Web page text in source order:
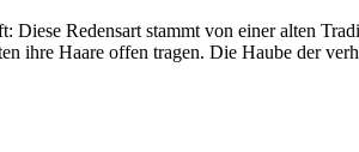
Redensart stammt von einer alten
ihre Haare offen tragen. Die Haube der